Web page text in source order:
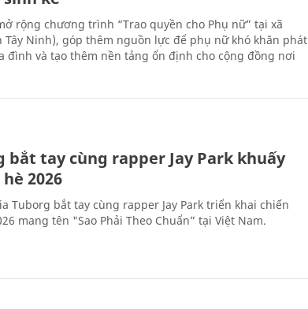
rộng chương trình “Trao quyền cho Phụ nữ” tại xã
Tây Ninh), góp thêm nguồn lực để phụ nữ khó khăn phát
đình và tạo thêm nền tảng ổn định cho cộng đồng nơi
bắt tay cùng rapper Jay Park khuấy
2026
Tuborg bắt tay cùng rapper Jay Park triển khai chiến
mang tên "Sao Phải Theo Chuẩn” tại Việt Nam.